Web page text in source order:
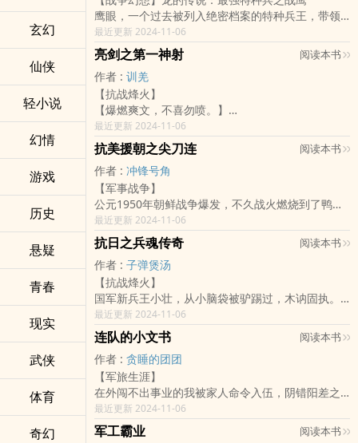
玄幻
仙侠
轻小说
幻情
游戏
历史
悬疑
青春
现实
武侠
体育
奇幻
鹰眼，一个过去被列入绝密档案的特种兵王，带领
着蛟龙分队成为山海丛林中最凌厉的刀刃，直刺入
敌人的心脏，长白山的一桩特别任务让蛟龙分队迈
进了前所未有的任务中——保护国家宝藏，追讨失
宝，不让外敌染指半分！
为了国家尊严与荣誉，蛟龙跨越野外，在都市中与
敌人短刃相见，战争不止是硝烟弥漫，人心难测更
是悬头刀。
前路艰险，身为军人，宁战死，挺一身傲骨！（小
小青蛇读者群372855502）
最近更新 2024-11-06
亮剑之第一神射 阅读本书
作者 : 训羌
【抗战烽火】
【爆燃爽文，不喜勿喷。】
魂穿到一名小八路身上，我的团长是李云龙……
最近更新 2024-11-06
抗美援朝之尖刀连 阅读本书
作者 : 冲锋号角
【军事战争】
公元1950年朝鲜战争爆发，不久战火燃烧到了鸭绿
江边，在“抗美援朝，保家卫国”的号召下，上百万志
愿军分批次雄赳赳气昂昂奔赴朝鲜战场。孙磊这个
生活在21世纪的退伍军人，阴差阳错地成为一名志
愿军战士，开启了他的抗美援朝之旅。
最近更新 2024-11-06
抗日之兵魂传奇 阅读本书
作者 : 子弹煲汤
【抗战烽火】
国军新兵王小壮，从小脑袋被驴踢过，木讷固执。
自从上了战场以后，坑死了无数同伴，属于去哪哪
团灭的“扫把星”。
连长：离我远点！
团长：把他拉出去给我毙了！
热血抗战，神剧上演，不死小强上线......
最近更新 2024-11-06
连队的小文书 阅读本书
作者 : 贪睡的团团
【军旅生涯】
在外闯不出事业的我被家人命令入伍，阴错阳差之
间成为连队文书的军旅日常，以一名连队小兵的视
角讲述部队真实生活训练的点点滴滴。
最近更新 2024-11-06
军工霸业 阅读本书